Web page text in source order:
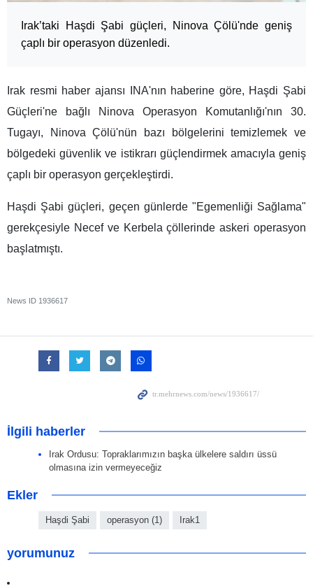
Irak’taki Haşdi Şabi güçleri, Ninova Çölü'nde geniş
çaplı bir operasyon düzenledi.
Irak resmi haber ajansı INA'nın haberine göre, Haşdi Şabi
Güçleri'ne bağlı Ninova Operasyon Komutanlığı'nın 30.
Tugayı, Ninova Çölü'nün bazı bölgelerini temizlemek ve
bölgedeki güvenlik ve istikrarı güçlendirmek amacıyla geniş
çaplı bir operasyon gerçekleştirdi.
Haşdi Şabi güçleri, geçen günlerde "Egemenliği Sağlama"
gerekçesiyle Necef ve Kerbela çöllerinde askeri operasyon
başlatmıştı.
News ID 1936617
İlgili haberler
Irak Ordusu: Topraklarımızın başka ülkelere saldırı üssü
olmasına izin vermeyeceğiz
Ekler
Haşdi Şabi operasyon (1) Irak1
yorumunuz